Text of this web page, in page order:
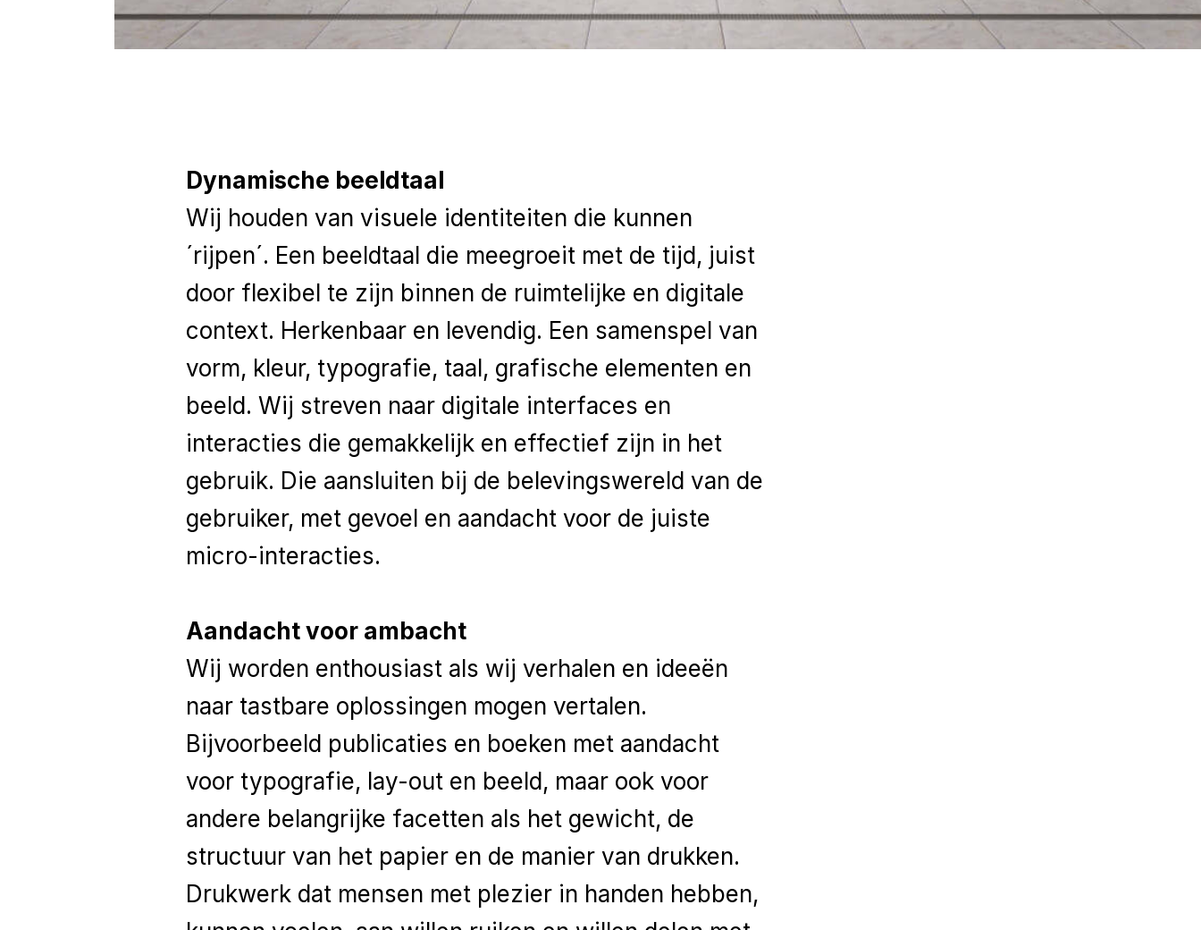
Dynamische beeldtaal
Wij houden van visuele identiteiten die kunnen
´rijpen´. Een beeldtaal die meegroeit met de tijd, juist
door flexibel te zijn binnen de ruimtelijke en digitale
context. Herkenbaar en levendig. Een samenspel van
vorm, kleur, typografie, taal, grafische elementen en
beeld. Wij streven naar digitale interfaces en
interacties die gemakkelijk en effectief zijn in het
gebruik. Die aansluiten bij de belevingswereld van de
gebruiker, met gevoel en aandacht voor de juiste
micro-interacties.
Aandacht voor ambacht
Wij worden enthousiast als wij verhalen en ideeën
naar tastbare oplossingen mogen vertalen.
Bijvoorbeeld publicaties en boeken met aandacht
voor typografie, lay-out en beeld, maar ook voor
andere belangrijke facetten als het gewicht, de
structuur van het papier en de manier van drukken.
Drukwerk dat mensen met plezier in handen hebben,